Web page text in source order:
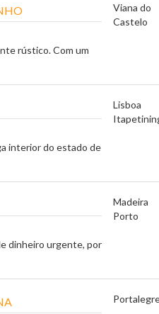
rústico. Com um
Viana do
Castelo
interior do estado de
Lisboa
dinheiro urgente, por
Madeira
Porto